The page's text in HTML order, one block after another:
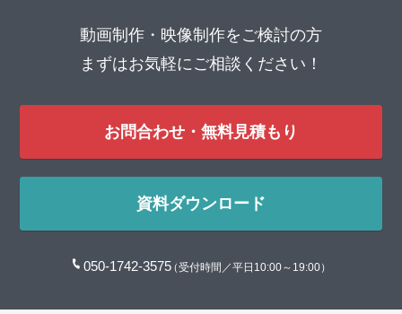
動画制作・映像制作をご検討の方
まずはお気軽にご相談ください！
お問合わせ・無料見積もり
資料ダウンロード
050-1742-3575（受付時間／平日10:00～19:00）